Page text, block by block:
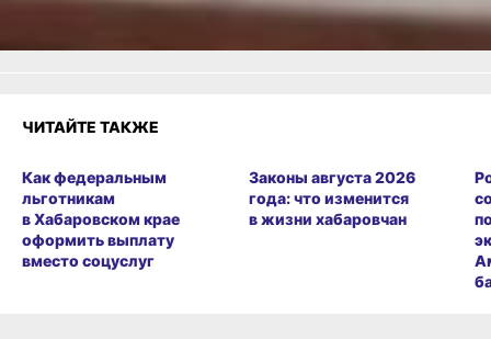
Злость Разочарование
ЧИТАЙТЕ ТАКЖЕ
Как федеральным
льготникам
в Хабаровском крае
оформить выплату
вместо соцуслуг
Законы августа 2026
года: что изменится
в жизни хабаровчан